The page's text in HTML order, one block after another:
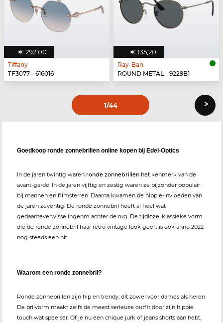
€ 292,00
Tiffany
TF3077 - 616016
€ 135,20
Ray-Ban
ROUND METAL - 9229B1
1/44 ›
Goedkoop ronde zonnebrillen online kopen bij Edel-Optics
In de jaren twintig waren ronde zonnebrillen het kenmerk van de
avant-garde. In de jaren vijftig en zestig waren ze bijzonder populair
bij mannen en filmsterren. Daarna kwamen de hippie-invloeden van
de jaren zeventig. De ronde zonnebril heeft al heel wat
gedaanteverwisselingenm achter de rug. De tijdloze, klassieke vorm
die de ronde zonnebril haar retro vintage look geeft is ook anno 2022
nog steeds een hit.
Waarom een ronde zonnebril?
Ronde zonnebrillen zijn hip en trendy, dit zowel voor dames als heren.
De brilvorm maakt zelfs de meest serieuze outfit door zijn hippie
touch wat speelser. Of je nu een chique jurk of jeans shorts aan hebt,